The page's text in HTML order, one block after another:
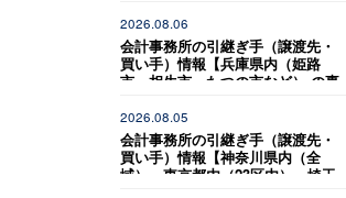
事務所との統合を希望している税
理士事務所】
2026.08.06
会計事務所の引継ぎ手（譲渡先・
買い手）情報【兵庫県内（姫路
市、相生市、たつの市など） の事
独立予定者（30歳代）】
2026.08.05
会計事務所の引継ぎ手（譲渡先・
買い手）情報【神奈川県内（全
域）、東京都内（23区内）、埼玉